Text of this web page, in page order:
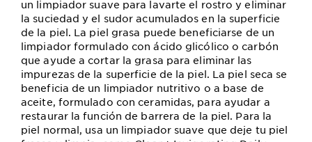
un limpiador suave para lavarte el rostro y eliminar
la suciedad y el sudor acumulados en la superficie
de la piel. La piel grasa puede beneficiarse de un
limpiador formulado con ácido glicólico o carbón
que ayude a cortar la grasa para eliminar las
impurezas de la superficie de la piel. La piel seca se
beneficia de un limpiador nutritivo o a base de
aceite, formulado con ceramidas, para ayudar a
restaurar la función de barrera de la piel. Para la
piel normal, usa un limpiador suave que deje tu piel